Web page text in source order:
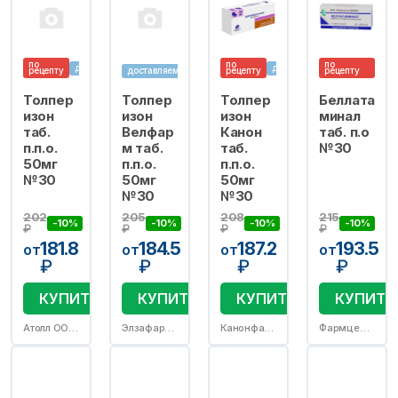
по
рецепту доставляем
Толпер
изон
таб.
п.п.о.
50мг
№30
202
₽
-10%
от181.8
₽
КУПИТЬ
Атолл ООО/пр.Озон ООО
доставляем
Толпер
изон
Велфар
м таб.
п.п.о.
50мг
№30
205
₽
-10%
от184.5
₽
КУПИТЬ
Элзафарм ООО/пр.Велфарм ООО
по
рецепту доставляем
Толпер
изон
Канон
таб.
п.п.о.
50мг
№30
208
₽
-10%
от187.2
₽
КУПИТЬ
Канонфарма продакшн ЗАО
по
рецепту
Беллата
минал
таб. п.о
№30
215
₽
-10%
от193.5
₽
КУПИТЬ
Фармцентр ВИЛАР АО